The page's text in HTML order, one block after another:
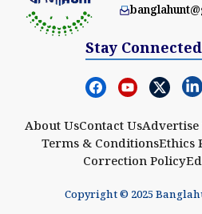
Stay Connected
About UsContact Us
Terms & ConditionsEthics
Correction Policy
Copyright © 2025